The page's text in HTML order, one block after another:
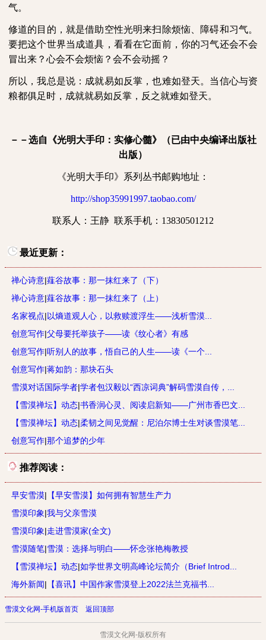
气。
修道的目的，就是借助空性光明来扫除烦恼、障碍和习气。
要把这个世界当成道具，看看在它面前，你的习气还会不会
冒出来？心会不会烦恼？会不会动摇？
所以，我总是说：成就易如反掌，也难如登天。当信心与资
粮都俱足时，成就就易如反掌，反之就难如登天。
－－选自《光明大手印：实修心髓》（已由中央编译出版社
出版）
《光明大手印》系列丛书邮购地址：
http://shop35991997.taobao.com/
联系人：王静 联系手机： 13830501212
最近更新：
禅心诗意|薤谷故事：那一抹红来了（下）
禅心诗意|薤谷故事：那一抹红来了（上）
名家视点|以熵道观人心，以救赎渡浮生——浅析雪漠...
创意写作|父母要托举孩子——读《纹心者》有感
创意写作|听别人的故事，悟自己的人生——读《一个...
创意写作|蒋如韵：那块石头
雪漠对话国际学者|学者包汉毅以“西凉词典”解码雪漠自传，...
【雪漠禅坛】动态|书香润心灵、阅读启新知——广州市香巴文...
【雪漠禅坛】动态|柔韧之间见觉醒：尼泊尔博士生对谈雪漠笔...
创意写作|那个追梦的少年
推荐阅读：
早安雪漠| 【早安雪漠】如何拥有智慧生产力
雪漠印象|我与父亲雪漠
雪漠印象|走进雪漠家(全文)
雪漠随笔|雪漠：选择与明白——怀念张艳梅教授
【雪漠禅坛】动态|如学世界文明高峰论坛简介（Brief Introd...
海外新闻| 【喜讯】中国作家雪漠登上2022法兰克福书...
雪漠文化网-手机版首页 返回顶部
雪漠文化网-版权所有